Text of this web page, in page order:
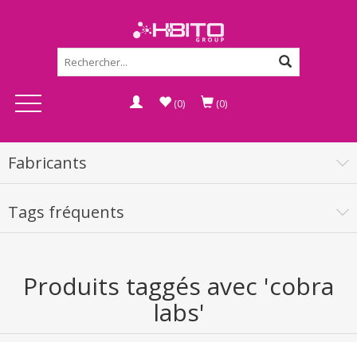
(0) (0)
Fabricants
Tags fréquents
Produits taggés avec 'cobra
labs'